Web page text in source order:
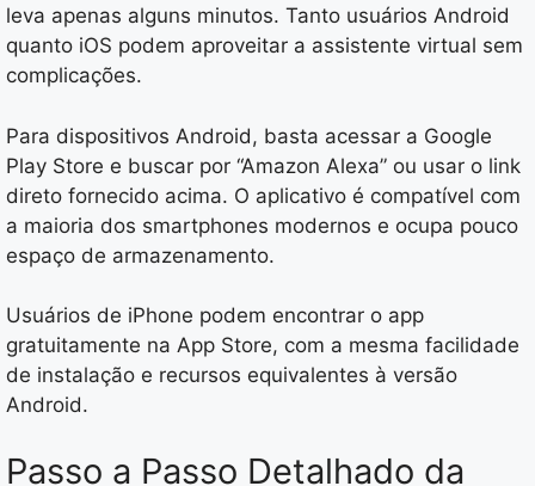
leva apenas alguns minutos. Tanto usuários Android
quanto iOS podem aproveitar a assistente virtual sem
complicações.
Para dispositivos Android, basta acessar a Google
Play Store e buscar por “Amazon Alexa” ou usar o link
direto fornecido acima. O aplicativo é compatível com
a maioria dos smartphones modernos e ocupa pouco
espaço de armazenamento.
Usuários de iPhone podem encontrar o app
gratuitamente na App Store, com a mesma facilidade
de instalação e recursos equivalentes à versão
Android.
Passo a Passo Detalhado da